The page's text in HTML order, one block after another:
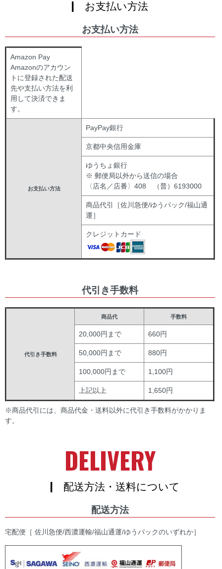
| お支払い方法
お支払い方法
Amazon Pay
Amazonのアカウン
トに登録された配送
先や支払い方法を利
用して決済できま
す。
お支払い方法
PayPay銀行
京都中央信用金庫
ゆうちょ銀行
※ 郵便局以外から送信の場合
〈店名／店番〉408 （普）6193000
商品代引［佐川急便/ゆうパック/福山通
運］
クレジットカード
代引き手数料
代引き手数料
商品代 手数料
20,000円まで 660円
50,000円まで 880円
100,000円まで 1,100円
上記以上 1,650円
※商品代引には、商品代金・送料以外に代引き手数料がかかりま
す。
DELIVERY
| 配送方法・送料について
配送方法
宅配便［ 佐川急便/西濃運輸/福山通運/ゆうパックのいずれか］